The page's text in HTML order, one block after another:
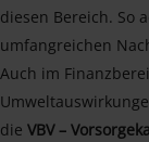
diesen Bereich. So
umfangreichen
Auch im
die VBV –